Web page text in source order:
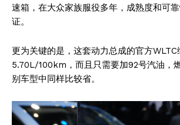
速箱，在大众家族服役多年，成熟度和可
证。
更为关键的是，这套动力总成的官方
5.70L/100km，而且只需要加92号汽油，
别车型中同样比较省。